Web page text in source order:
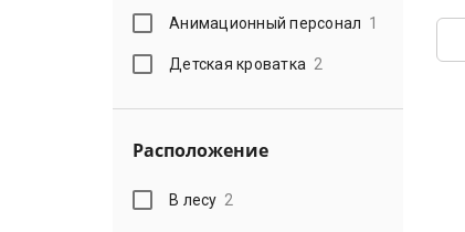
Анимационный персонал 1
Детская кроватка 2
Расположение
В лесу 2